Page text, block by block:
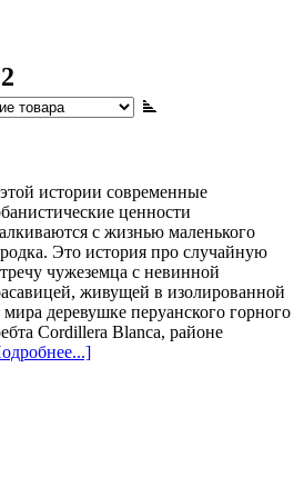
истории современные
ценности
с жизнью маленького
Это история про случайную
чужеземца с невинной
живущей в изолированной
мира деревушке перуанского горного
Cordillera Blanca, районе